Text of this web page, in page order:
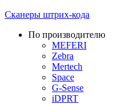
Сканеры штрих-кода
По производителю
MEFERI
Zebra
Mertech
Space
G-Sense
iDPRT